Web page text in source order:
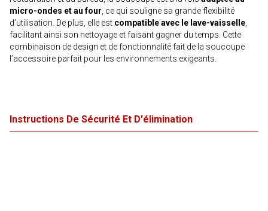
micro-ondes et au four , ce qui souligne sa grande flexibilité
d’utilisation. De plus, elle est compatible avec le lave-vaisselle
facilitant ainsi son nettoyage et faisant gagner du temps. Cette
combinaison de design et de fonctionnalité fait de la soucoupe
l’accessoire parfait pour les environnements exigeants.
Instructions De Sécurité Et D'élimination